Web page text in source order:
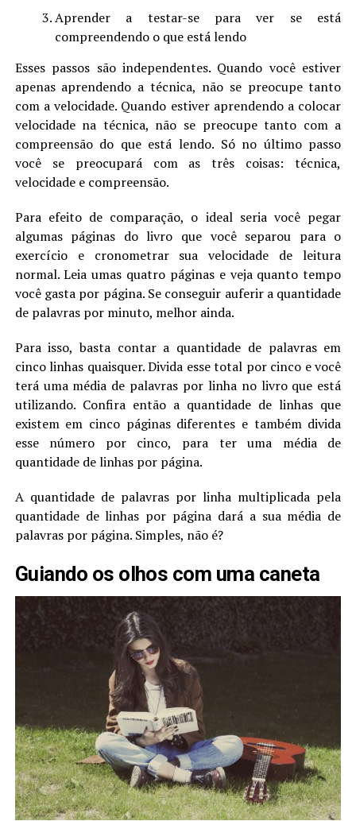
Aprender a testar-se para ver se está
compreendendo o que está lendo
Esses passos são independentes. Quando você estiver
apenas aprendendo a técnica, não se preocupe tanto
com a velocidade. Quando estiver aprendendo a colocar
velocidade na técnica, não se preocupe tanto com a
compreensão do que está lendo. Só no último passo
você se preocupará com as três coisas: técnica,
velocidade e compreensão.
Para efeito de comparação, o ideal seria você pegar
algumas páginas do livro que você separou para o
exercício e cronometrar sua velocidade de leitura
normal. Leia umas quatro páginas e veja quanto tempo
você gasta por página. Se conseguir auferir a quantidade
de palavras por minuto, melhor ainda.
Para isso, basta contar a quantidade de palavras em
cinco linhas quaisquer. Divida esse total por cinco e você
terá uma média de palavras por linha no livro que está
utilizando. Confira então a quantidade de linhas que
existem em cinco páginas diferentes e também divida
esse número por cinco, para ter uma média de
quantidade de linhas por página.
A quantidade de palavras por linha multiplicada pela
quantidade de linhas por página dará a sua média de
palavras por página. Simples, não é?
Guiando os olhos com uma caneta